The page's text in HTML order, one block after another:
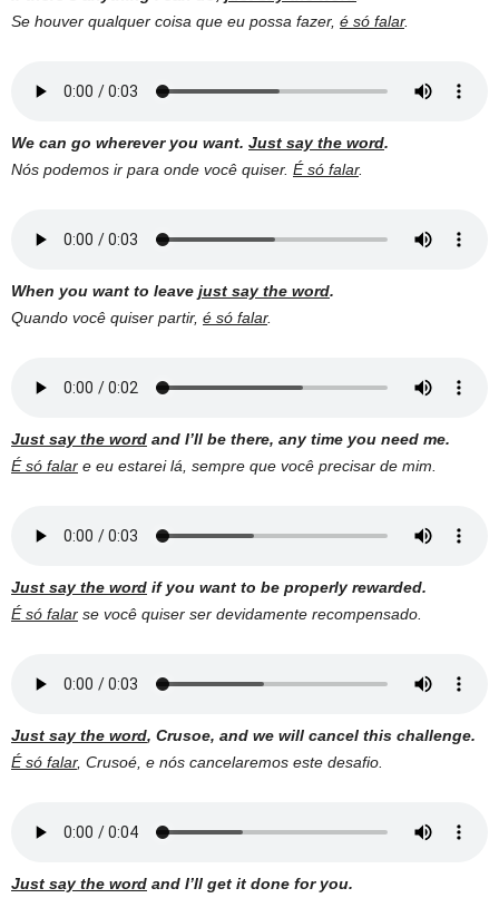
Se houver qualquer coisa que eu possa fazer, é só falar.
We can go wherever you want. Just say the word.
Nós podemos ir para onde você quiser. É só falar.
When you want to leave just say the word.
Quando você quiser partir, é só falar.
Just say the word and I’ll be there, any time you need me.
É só falar e eu estarei lá, sempre que você precisar de mim.
Just say the word if you want to be properly rewarded.
É só falar se você quiser ser devidamente recompensado.
Just say the word, Crusoe, and we will cancel this challenge.
É só falar, Crusoé, e nós cancelaremos este desafio.
Just say the word and I’ll get it done for you.